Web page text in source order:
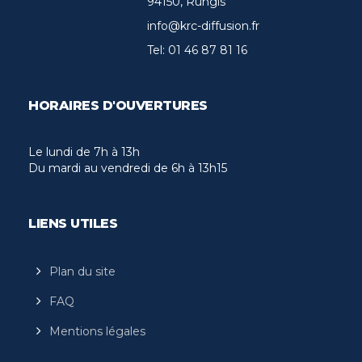
info@krc-diffusion.fr
Tel: 01 46 87 81 16
HORAIRES D'OUVERTURES
Le lundi de 7h à 13h
Du mardi au vendredi de 6h à 13h15
LIENS UTILES
Plan du site
FAQ
Mentions légales